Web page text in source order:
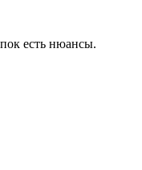
есть нюансы.